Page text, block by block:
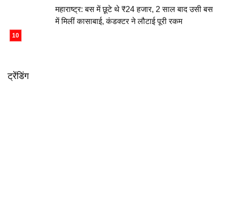
महाराष्ट्र: बस में छूटे थे ₹24 हजार, 2 साल बाद उसी बस
में मिलीं कासाबाई, कंडक्टर ने लौटाई पूरी रकम
ट्रेंडिंग